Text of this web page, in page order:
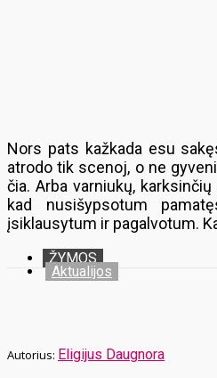
Nors pats kažkada esu
atrodo tik scenoj, o ne
čia. Arba varniukų,
kad nusišypsotum
įsiklausytum ir pagalvotum.
ŽYMOS
Aktualijos
Eligijus Daugnora